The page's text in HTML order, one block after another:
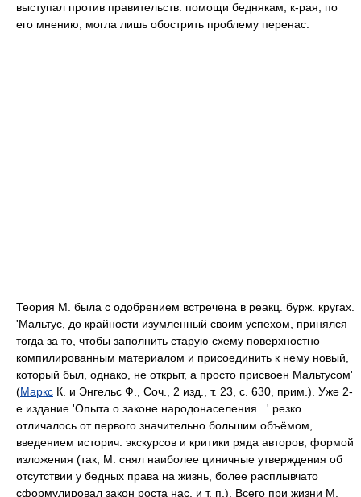
выступал против правительств. помощи беднякам, к-рая, по
его мнению, могла лишь обострить проблему перенас.
Теория М. была с одобрением встречена в реакц. бурж. кругах.
'Мальтус, до крайности изумленный своим успехом, принялся
тогда за то, чтобы заполнить старую схему поверхностно
компилированным материалом и присоединить к нему новый,
который был, однако, не открыт, а просто присвоен Мальтусом'
(Маркс К. и Энгельс Ф., Соч., 2 изд., т. 23, с. 630, прим.). Уже 2-
е издание 'Опыта о законе народонаселения...' резко
отличалось от первого значительно большим объёмом,
введением историч. экскурсов и критики ряда авторов, формой
изложения (так, М. снял наиболее циничные утверждения об
отсутствии у бедных права на жизнь, более расплывчато
сформулировал закон роста нас. и т. п.). Всего при жизни М.